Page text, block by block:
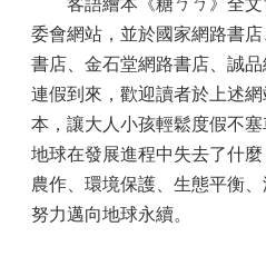
客語繪本《糖ㄅㄅ》全文
委會網站，並於國家網路書
書店、金石堂網路書店、誠
連假到來，歡迎讀者於上述
本，讓大人小孩輕鬆度假不
地球在發展進程中失去了什
農作、環境保護、生態平衡
努力邁向地球永續。